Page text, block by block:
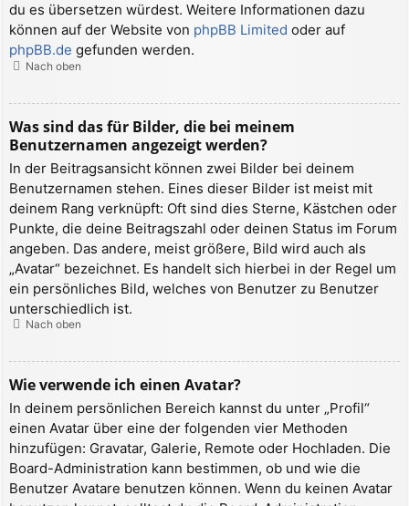
du es übersetzen würdest. Weitere Informationen dazu
können auf der Website von phpBB Limited oder auf
phpBB.de gefunden werden.
Nach oben
Was sind das für Bilder, die bei meinem
Benutzernamen angezeigt werden?
In der Beitragsansicht können zwei Bilder bei deinem
Benutzernamen stehen. Eines dieser Bilder ist meist mit
deinem Rang verknüpft: Oft sind dies Sterne, Kästchen oder
Punkte, die deine Beitragszahl oder deinen Status im Forum
angeben. Das andere, meist größere, Bild wird auch als
„Avatar“ bezeichnet. Es handelt sich hierbei in der Regel um
ein persönliches Bild, welches von Benutzer zu Benutzer
unterschiedlich ist.
Nach oben
Wie verwende ich einen Avatar?
In deinem persönlichen Bereich kannst du unter „Profil“
einen Avatar über eine der folgenden vier Methoden
hinzufügen: Gravatar, Galerie, Remote oder Hochladen. Die
Board-Administration kann bestimmen, ob und wie die
Benutzer Avatare benutzen können. Wenn du keinen Avatar